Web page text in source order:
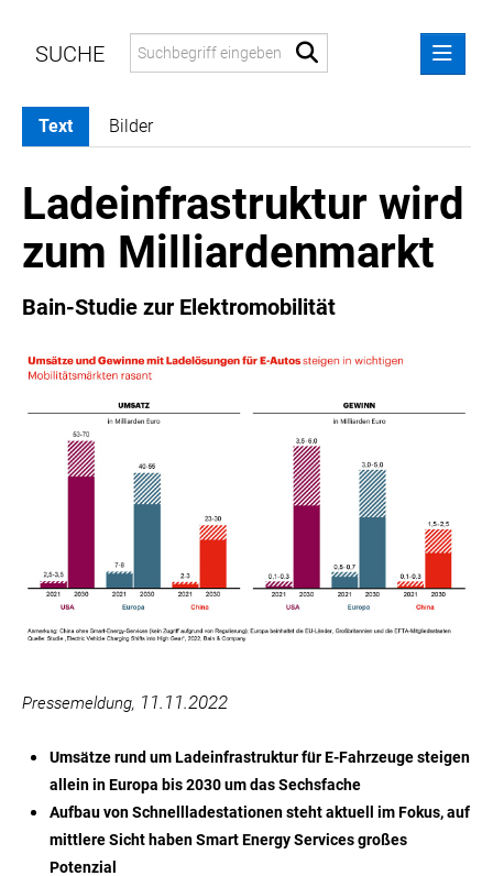
MELDUNGEN
ATOMBODY
ARTIST BOUTIQUE HOTEL
ATELIER JUNGWIRTH
BAIN & COMPANY
DIE UMSETZER
EWP RECYCLING PFAND ÖSTERREICH
FAS RESEARCH
INSTITUTE OF SCIENCE AND TECHNOLOGY AUSTRIA (ISTA)
LUDWIG BOLTZMANN GESELLSCHAFT (LBG)
PURTSCHER RELATIONS
VBC
WIENER SKIVERBAND
VERTESSI
KAMPAGNE: WIR SIND ÖSTERREICHER:INNEN.
DONAU SOJA
Text Bilder
Ladeinfrastruktur wird
zum Milliardenmarkt
Bain-Studie zur Elektromobilität
Pressemeldung, 11.11.2022
Umsätze rund um Ladeinfrastruktur für E-Fahrzeuge steigen
allein in Europa bis 2030 um das Sechsfache
Aufbau von Schnellladestationen steht aktuell im Fokus, auf
mittlere Sicht haben Smart Energy Services großes
Potenzial